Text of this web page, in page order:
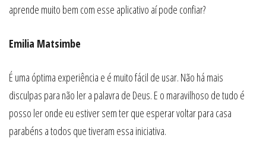
aprende muito bem com esse aplicativo aí pode confiar?
Emilia Matsimbe
É uma óptima experiência e é muito fácil de usar. Não há mais
disculpas para não ler a palavra de Deus. E o maravilhoso de tudo é
posso ler onde eu estiver sem ter que esperar voltar para casa
parabéns a todos que tiveram essa iniciativa.